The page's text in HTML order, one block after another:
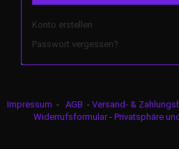
Konto erstellen
Passwort vergessen?
Impressum - AGB - Versand- &
Widerrufsformular - Privatsphäre